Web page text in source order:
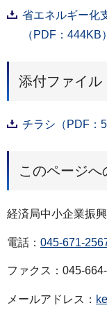
省エネルギー化
（PDF：444KB）
添付ファイル
チラシ（PDF：
このページへ
経済局中小企業振
電話： 045-671-
ファクス：045-
メールアドレス：